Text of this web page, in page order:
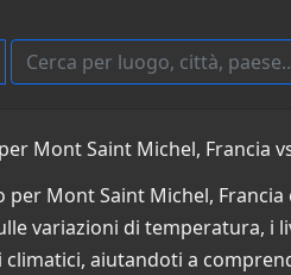
Mont Saint Michel, Francia
Mont Saint Michel, Francia
variazioni di temperatura, i
aiutandoti a